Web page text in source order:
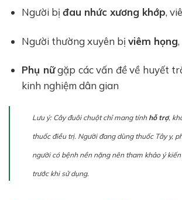
Người bị đau nhức xương khớp,
Người thường xuyên bị viêm họng
Phụ nữgặp các vấn đề về huyết
kinh nghiệm dân gian
Lưu ý: Cây đuôi chuột chỉ mang tính hỗ trợ,
thuốc điều trị. Người đang dùng thuốc Tây y,
người có bệnh nền nặng nên tham khảo ý
trước khi sử dụng.